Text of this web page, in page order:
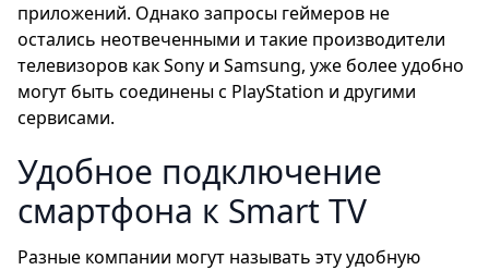
приложений. Однако запросы геймеров не
остались неотвеченными и такие производители
телевизоров как Sony и Samsung, уже более удобно
могут быть соединены с PlayStation и другими
сервисами.
Удобное подключение
смартфона к Smart TV
Разные компании могут называть эту удобную